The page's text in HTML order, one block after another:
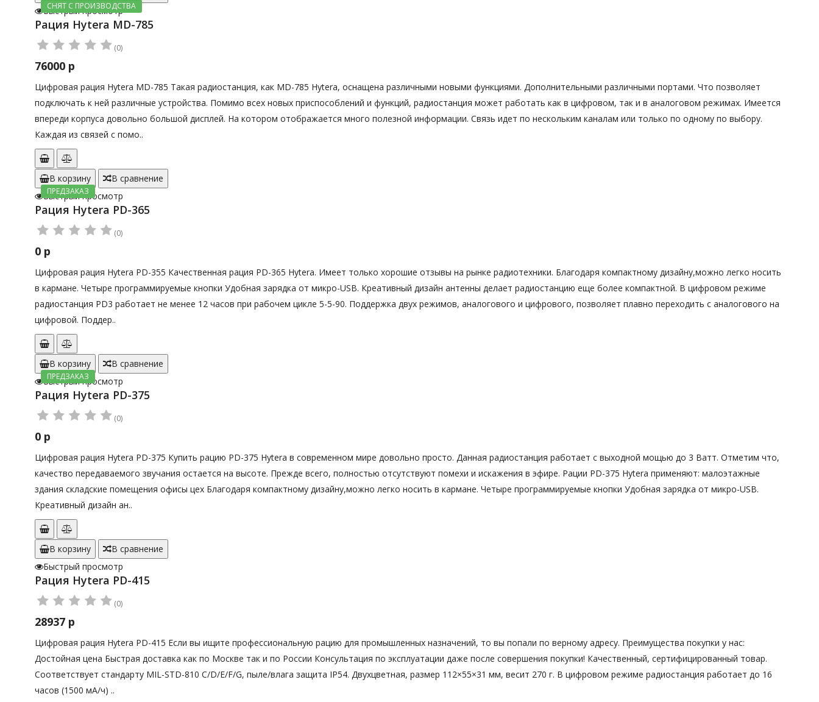
СНЯТ С ПРОИЗВОДСТВА
Быстрый просмотр
Рация Hytera MD-785
(0)
76000 р
Цифровая рация Hytera MD-785 Такая радиостанция, как MD-785 Hytera, оснащена различными новыми функциями. Дополнительными различными портами. Что позволяет
подключать к ней различные устройства. Помимо всех новых приспособлений и функций, радиостанция может работать как в цифровом, так и в аналоговом режимах. Имеется
впереди корпуса довольно большой дисплей. На котором отображается много полезной информации. Связь идет по нескольким каналам или только по одному по выбору.
Каждая из связей с помо..
ПРЕДЗАКАЗ
В корзину
В сравнение
Быстрый просмотр
Рация Hytera PD-365
(0)
0 р
Цифровая рация Hytera PD-355 Качественная рация PD-365 Hytera. Имеет только хорошие отзывы на рынке радиотехники. Благодаря компактному дизайну,можно легко носить
в кармане. Четыре программируемые кнопки Удобная зарядка от микро-USB. Креативный дизайн антенны делает радиостанцию еще более компактной. В цифровом режиме
радиостанция PD3 работает не менее 12 часов при рабочем цикле 5-5-90. Поддержка двух режимов, аналогового и цифрового, позволяет плавно переходить с аналогового на
цифровой. Поддер..
ПРЕДЗАКАЗ
В корзину
В сравнение
Быстрый просмотр
Рация Hytera PD-375
(0)
0 р
Цифровая рация Hytera PD-375 Купить рацию PD-375 Hytera в современном мире довольно просто. Данная радиостанция работает с выходной мощью до 3 Ватт. Отметим что,
качество передаваемого звучания остается на высоте. Прежде всего, полностью отсутствуют помехи и искажения в эфире. Рации PD-375 Hytera применяют: малоэтажные
здания складские помещения офисы цех Благодаря компактному дизайну,можно легко носить в кармане. Четыре программируемые кнопки Удобная зарядка от микро-USB.
Креативный дизайн ан..
В корзину
В сравнение
Быстрый просмотр
Рация Hytera PD-415
(0)
28937 р
Цифровая рация Hytera PD-415 Если вы ищите профессиональную рацию для промышленных назначений, то вы попали по верному адресу. Преимущества покупки у нас:
Достойная цена Быстрая доставка как по Москве так и по России Консультация по эксплуатации даже после совершения покупки! Качественный, сертифицированный товар.
Соответствует стандарту MIL-STD-810 C/D/E/F/G, пыле/влага защита IP54. Двухцветная, размер 112×55×31 мм, весит 270 г. В цифровом режиме радиостанция работает до 16
часов (1500 мА/ч) ..